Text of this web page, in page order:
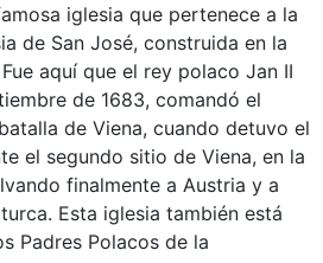
iglesia que pertenece a la
de San José, construida en la
aquí que el rey polaco Jan II
de 1683, comandó el
de Viena, cuando detuvo el
el segundo sitio de Viena, en la
finalmente a Austria y a
Esta iglesia también está
Padres Polacos de la